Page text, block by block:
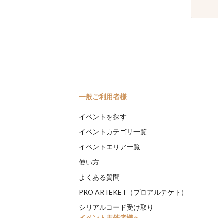
一般ご利用者様
イベントを探す
イベントカテゴリ一覧
イベントエリア一覧
使い方
よくある質問
PRO ARTEKET（プロアルテケト）
シリアルコード受け取り